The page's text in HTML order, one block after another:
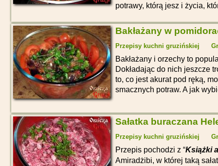
potrawy, którą jesz i życia,
Bakłażany w
Przepisy kuchni gruzińskiej
Bakłażany i orzechy to
Dokładając do nich jeszcze
to, co jest akurat pod ręką,
smacznych potraw. A jak
Sałatka buraczana
Przepisy kuchni gruzińskiej
Przepis pochodzi z “Książki
Amiradżibi, w której taką